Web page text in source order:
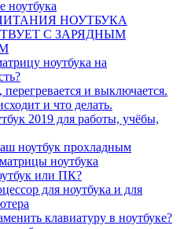
ноутбука
НОУТБУКА
С ЗАРЯДНЫМ
ноутбука на
перегревается и выключается.
и что делать.
2019 для работы, учёбы,
ноутбук прохладным
ноутбука
или ПК?
для ноутбука и для
клавиатуру в ноутбуке?